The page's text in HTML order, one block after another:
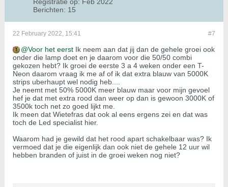
Berichten: 15
#7
22 February 2022, 15:41
Voor het eerst Ik neem aan dat jij dan de gehele groei ook
onder die lamp doet en je daarom voor die 50/50 combi
gekozen hebt? Ik groei de eerste 3 a 4 weken onder een T-
Neon daarom vraag ik me af of ik dat extra blauw van 5000K
strips uberhaupt wel nodig heb....
Je neemt met 50% 5000K meer blauw maar voor mijn gevoel
hef je dat met extra rood dan weer op dan is gewoon 3000K of
3500k toch net zo goed lijkt me.
Ik meen dat Wietefras dat ook al eens ergens zei en dat was
toch de Led specialist hier.
Waarom had je gewild dat het rood apart schakelbaar was? Ik
vermoed dat je die eigenlijk dan ook niet de gehele 12 uur wil
hebben branden of juist in de groei weken nog niet?